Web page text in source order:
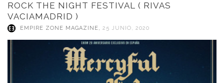
ROCK THE NIGHT FESTIVAL ( RIVAS
VACIAMADRID )
EMPIRE ZONE MAGAZINE, 25 JUNIO, 2020